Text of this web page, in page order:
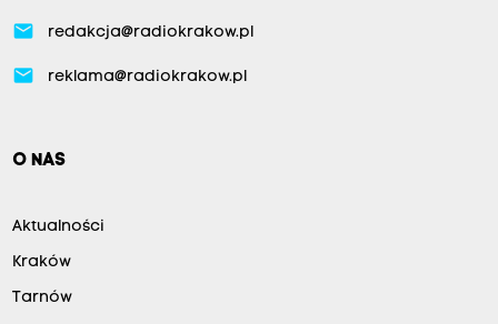
email redakcja@radiokrakow.pl
email reklama@radiokrakow.pl
O NAS
Aktualności
Kraków
Tarnów